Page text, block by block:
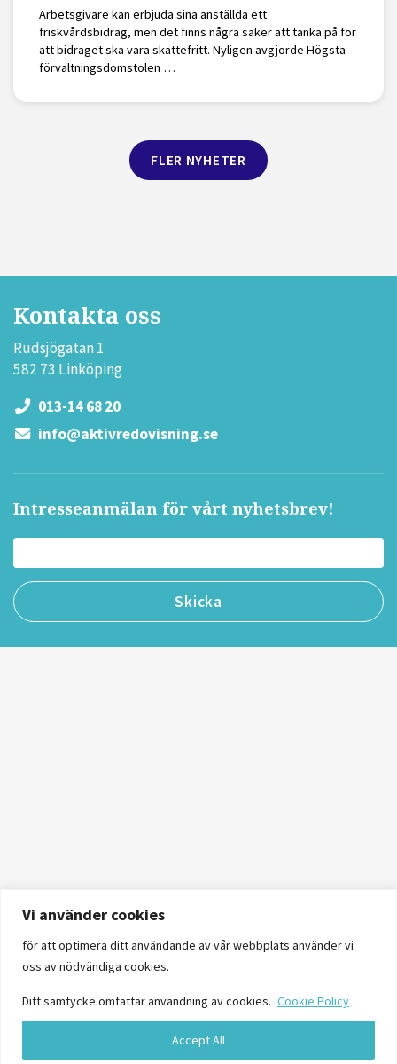
Vi använder cookies
för att optimera ditt användande av vår webbplats använder vi
oss av nödvändiga cookies.
Ditt samtycke omfattar användning av cookies. Cookie Policy
Accept All
Arbetsgivare kan erbjuda sina anställda ett
friskvårdsbidrag, men det finns några saker att tänka på för
att bidraget ska vara skattefritt. Nyligen avgjorde Högsta
förvaltningsdomstolen …
FLER NYHETER
Kontakta oss
Rudsjögatan 1
582 73 Linköping
013-14 68 20
info@aktivredovisning.se
Intresseanmälan för vårt nyhetsbrev!
Logga in